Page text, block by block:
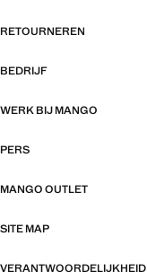
RETOURNEREN
BEDRIJF
WERK BIJ MANGO
PERS
MANGO OUTLET
SITE MAP
VERANTWOORDELIJKHEID